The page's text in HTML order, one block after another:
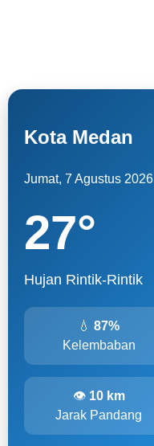
Kota Medan
Jumat, 7 Agustus 2026
27°
Hujan Rintik-Rintik
💧87%
Kelembaban
👁 10 km
Jarak Pandang